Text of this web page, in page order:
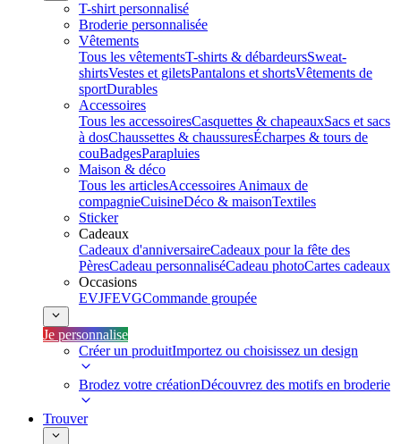
T-shirt personnalisé
Broderie personnalisée
Vêtements
Tous les vêtementsT-shirts & débardeursSweat-
shirtsVestes et giletsPantalons et shortsVêtements de
sportDurables
Accessoires
Tous les accessoiresCasquettes & chapeauxSacs et sacs
à dosChaussettes & chaussuresÉcharpes & tours de
couBadgesParapluies
Maison & déco
Tous les articlesAccessoires Animaux de
compagnieCuisineDéco & maisonTextiles
Sticker
Cadeaux
Cadeaux d'anniversaireCadeaux pour la fête des
PèresCadeau personnaliséCadeau photoCartes cadeaux
Occasions
EVJFEVGCommande groupée
Je personnalise
Créer un produitImportez ou choisissez un design
Brodez votre créationDécouvrez des motifs en broderie
Trouver